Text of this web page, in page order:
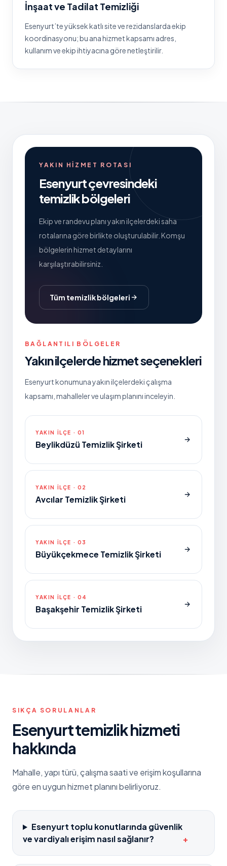
İnşaat ve Tadilat Temizliği
Esenyurt’teyüksek katlı site ve rezidanslarda ekip
koordinasyonu; bu ana hizmet kapsamı adres,
kullanım ve ekip ihtiyacına göre netleştirilir.
YAKIN HIZMET ROTASI
Esenyurtçevresindeki
temizlik bölgeleri
Ekip ve randevu planı yakın ilçelerdeki saha
rotalarına göre birlikte oluşturulabilir. Komşu
bölgelerin hizmet detaylarını
karşılaştırabilirsiniz.
Tüm temizlik bölgeleri
BAĞLANTILI BÖLGELER
Yakın ilçelerde hizmet seçenekleri
Esenyurtkonumuna yakın ilçelerdeki çalışma
kapsamı, mahalleler ve ulaşım planını inceleyin.
YAKIN ILÇE · 01
Beylikdüzü Temizlik Şirketi
YAKIN ILÇE · 02
Avcılar Temizlik Şirketi
YAKIN ILÇE · 03
Büyükçekmece Temizlik Şirketi
YAKIN ILÇE · 04
Başakşehir Temizlik Şirketi
SIKÇA SORULANLAR
Esenyurttemizlik hizmeti
hakkında
Mahalle, yapı türü, çalışma saati ve erişim koşullarına
göre en uygun hizmet planını belirliyoruz.
Esenyurt toplu konutlarında güvenlik
ve vardiyalı erişim nasıl sağlanır?
+